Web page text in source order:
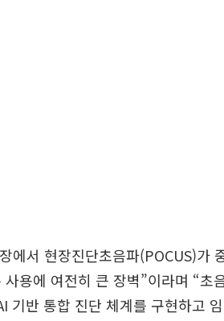
에서 현장진단초음파(POCUS)가
용에 여전히 큰 장벽”이라며 “초
기반 통합 진단 체계를 구현하고